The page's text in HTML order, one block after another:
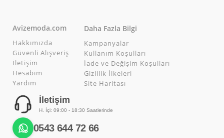
Avizemoda.com
Hakkımızda
Güvenli Alışveriş
İletişim
Hesabım
Yardım
Daha Fazla Bilgi
Kampanyalar
Kullanım Koşulları
İade ve Değişim Koşulları
Gizlilik İlkeleri
Site Haritası
İletişim
H. İçi: 09:00 - 18:30 Saatlerinde
0543 644 72 66